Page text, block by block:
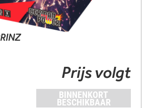
Prijs volgt
BINNENKORT
BESCHIKBAAR